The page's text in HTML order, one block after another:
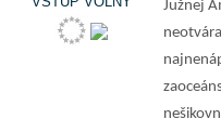
Južnej